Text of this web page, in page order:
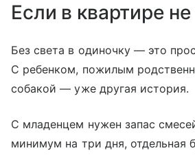
Если в квартире
Без света в одиночку — это
С ребенком, пожилым
собакой — уже другая история.
С младенцем нужен запас
минимум на три дня, отдельная